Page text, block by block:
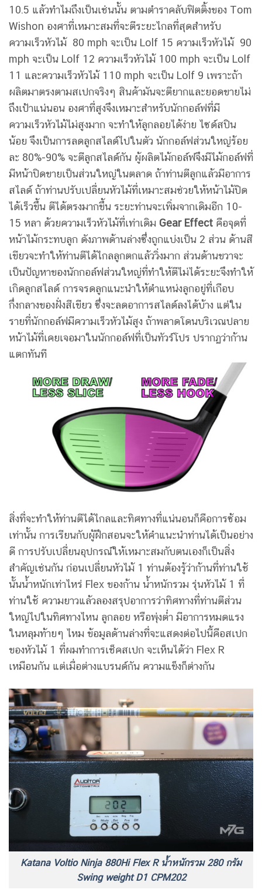
10.5 แล้วทำไมถึงเป็นเช่นนั้น ตามตำราคลับฟิตติ้งของ Tom
Wishon องศาที่เหมาะสมที่จะตีระยะไกลที่สุดสำหรับ
ความเร็วหัวไม้ 80 mph จะเป็น Lolf 15 ความเร็วหัวไม้ 90
mph จะเป็น Lolf 12 ความเร็วหัวไม้ 100 mph จะเป็น Lolf
11 และความเร็วหัวไม้ 110 mph จะเป็น Lolf 9 เพราะถ้า
ผลิตมาตรงตามสเปกจริงๆ สินค้ามันจะตียากและยอดขายไม่
ถึงเป้าแน่นอน องศาที่สูงจึงเหมาะสำหรับนักกอล์ฟที่มี
ความเร็วหัวไม้ไม่สูงมาก จะทำให้ลูกลอยได้ง่าย ไซด์สปิน
น้อย จึงเป็นการลดลูกสไลด์ไปในตัว นักกอล์ฟส่วนใหญ่ร้อย
ละ 80%-90% จะตีลูกสไลด์กัน ผู้ผลิตไม้กอล์ฟจึงมีไม้กอล์ฟที่
มีหน้าปิดขายเป็นส่วนใหญ่ในตลาด ถ้าท่านตีลูกแล้วมีอาการ
สไลด์ ถ้าท่านปรับเปลี่ยนหัวไม้ที่เหมาะสมช่วยให้หน้าไม้ปิด
ได้เร็วขึ้น ตีได้ตรงมากขึ้น ระยะท่านจะเพิ่มจากเดิมอีก 10-
15 หลา ด้วยความเร็วหัวไม้ที่เท่าเดิม Gear Effect คือจุดที่
หน้าไม้กระทบลูก ดังภาพด้านล่างซึ่งถูกแบ่งเป็น 2 ส่วน ด้านสี
เขียวจะทำให้ท่านตีได้ไกลลูกตกแล้ววิ่งมาก ส่วนด้านขวาจะ
เป็นปัญหาของนักกอล์ฟส่วนใหญ่ที่ทำให้ตีไม่ได้ระยะจึงทำให้
เกิดลูกสไลด์ การจรดลูกแนะนำให้ตำแหน่งลูกอยู่ที่เกือบ
กึ่งกลางของฝั่งสีเขียว ซึ่งจะลดอาการสไลด์ลงได้บ้าง แต่ใน
รายที่นักกอล์ฟมีความเร็วหัวไม้สูง ถ้าพลาดโดนบริเวณปลาย
หน้าไม้ที่เคยเจอมาในนักกอล์ฟที่เป็นทัวร์โปร ปรากฏว่าก้าน
แตกทันที
สิ่งที่จะทำให้ท่านตีได้ไกลและทิศทางที่แน่นอนก็คือการซ้อม
เท่านั้น การเรียนกับผู้ฝึกสอนจะให้คำแนะนำท่านได้เป็นอย่าง
ดี การปรับเปลี่ยนอุปกรณ์ให้เหมาะสมกับตนเองก็เป็นสิ่ง
สำคัญเช่นกัน ก่อนเปลี่ยนหัวไม้ 1 ท่านต้องรู้ว่าก้านที่ท่านใช้
นั้นน้ำหนักเท่าไหร่ Flex ของก้าน น้ำหนักรวม รุ่นหัวไม้ 1 ที่
ท่านใช้ ความยาวแล้วลองสรุปอาการว่าทิศทางที่ท่านตีส่วน
ใหญ่ไปในทิศทางไหน ลูกลอย หรือพุ่งต่ำ มีอาการหมดแรง
ในหลุมท้ายๆ ไหม ข้อมูลด้านล่างที่จะแสดงต่อไปนี้คือสเปก
ของหัวไม้ 1 ที่ผมทำการเช็คสเปก จะเห็นได้ว่า Flex R
เหมือนกัน แต่เมื่อต่างแบรนด์กัน ความแข็งก็ต่างกัน
Katana Voltio Ninja 880Hi Flex R น้ำหนักรวม 280 กรัม
Swing weight D1 CPM202